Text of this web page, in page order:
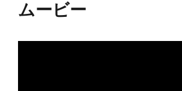
本体フレームはシンプ
ムービー